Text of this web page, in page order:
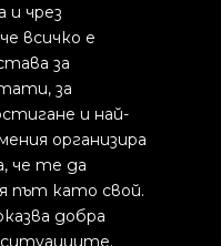
и чрез
всичко е
за
за
и най-
организира
че те да
път като свой.
добра
ситуациите.